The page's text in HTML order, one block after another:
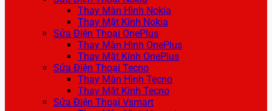
Thay Màn Hình Nokia
Thay Mặt Kính Nokia
Sửa Điện Thoại OnePlus
Thay Màn Hình OnePlus
Thay Mặt Kính OnePlus
Sửa Điện Thoại Tecno
Thay Màn Hình Tecno
Thay Mặt Kính Tecno
Sửa Điện Thoại Vsmart